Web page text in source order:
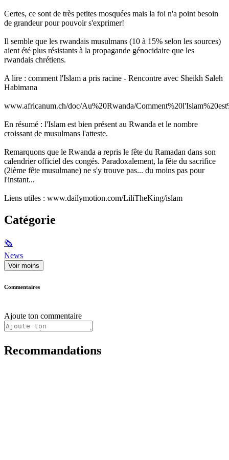
Certes, ce sont de très petites mosquées mais la foi n'a point besoin
de grandeur pour pouvoir s'exprimer!
Il semble que les rwandais musulmans (10 à 15% selon les sources)
aient été plus résistants à la propagande génocidaire que les
rwandais chrétiens.
A lire : comment l'Islam a pris racine - Rencontre avec Sheikh Saleh
Habimana
www.africanum.ch/doc/Au%20Rwanda/
En résumé : l'Islam est bien présent au Rwanda et le nombre
croissant de musulmans l'atteste.
Remarquons que le Rwanda a repris le fête du Ramadan dans son
calendrier officiel des congés. Paradoxalement, la fête du sacrifice
(2ième fête musulmane) ne s'y trouve pas... du moins pas pour
l'instant...
Liens utiles : www.dailymotion.com/LiliTheKing/islam
Catégorie
🗞
News
Voir moins
Commentaires
Ajoute ton commentaire
Recommandations